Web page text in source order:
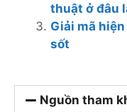
thuật ở đâu
Giải mã
sốt
Nguồn tham